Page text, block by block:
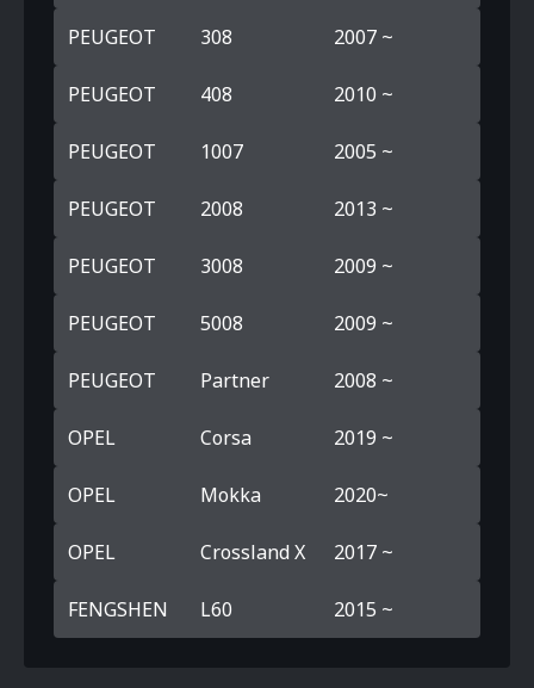
PEUGEOT 308 2007 ~
PEUGEOT 408 2010 ~
PEUGEOT 1007 2005 ~
PEUGEOT 2008 2013 ~
PEUGEOT 3008 2009 ~
PEUGEOT 5008 2009 ~
PEUGEOT Partner 2008 ~
OPEL Corsa 2019 ~
OPEL Mokka 2020~
OPEL Crossland X 2017 ~
FENGSHEN L60 2015 ~